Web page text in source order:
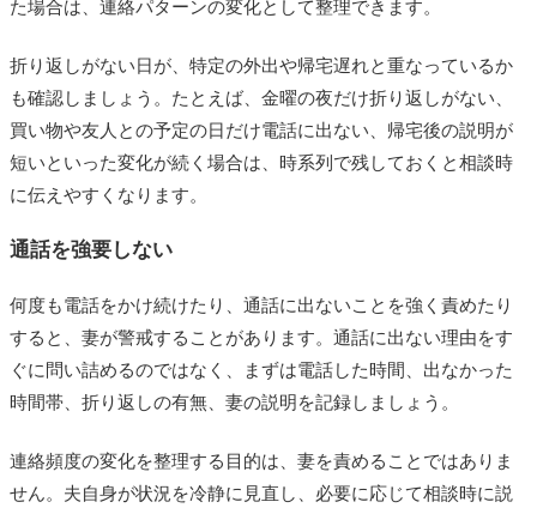
た場合は、連絡パターンの変化として整理できます。
折り返しがない日が、特定の外出や帰宅遅れと重なっているか
も確認しましょう。たとえば、金曜の夜だけ折り返しがない、
買い物や友人との予定の日だけ電話に出ない、帰宅後の説明が
短いといった変化が続く場合は、時系列で残しておくと相談時
に伝えやすくなります。
通話を強要しない
何度も電話をかけ続けたり、通話に出ないことを強く責めたり
すると、妻が警戒することがあります。通話に出ない理由をす
ぐに問い詰めるのではなく、まずは電話した時間、出なかった
時間帯、折り返しの有無、妻の説明を記録しましょう。
連絡頻度の変化を整理する目的は、妻を責めることではありま
せん。夫自身が状況を冷静に見直し、必要に応じて相談時に説